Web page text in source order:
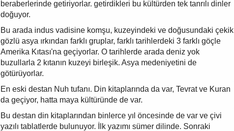
beraberlerinde getiriyorlar. getirdikleri bu kültürden tek tanrılı dinler
doğuyor.
Bu arada indus vadisine komşu, kuzeyindeki ve doğusundaki çekik
gözlü asya ırkından farklı gruplar, farklı tarihlerdeki 3 farklı göçle
Amerika Kıtası'na geçiyorlar. O tarihlerde arada deniz yok
buzullarla 2 kıtanın kuzeyi birleşik. Asya medeniyetini de
götürüyorlar.
En eski destan Nuh tufanı. Din kitaplarında da var, Tevrat ve Kuran
da geçiyor, hatta maya kültüründe de var.
Bu destan din kitaplarından binlerce yıl öncesinde de var ve çivi
yazılı tablatlerde bulunuyor. İlk yazımı sümer dilinde. Sonraki